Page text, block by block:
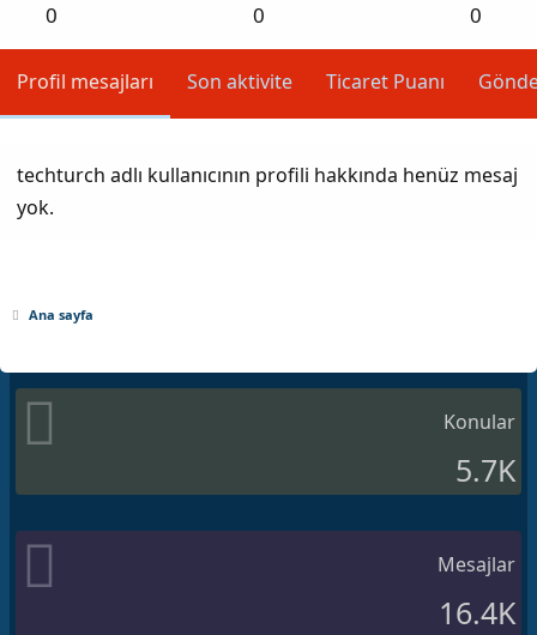
0 0 0
Profil mesajları Son aktivite Ticaret Puanı
techturch adlı kullanıcının profili hakkında henüz mesaj
yok.
Ana sayfa
Konular
5.7K
Mesajlar
16.4K